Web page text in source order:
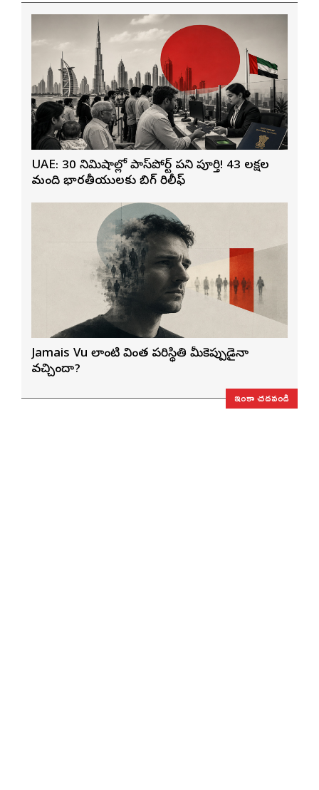
UAE: 30 నిమిషాల్లో పాస్‌పోర్ట్ పని పూర్తి! 43 లక్షల
మంది భారతీయులకు బిగ్ రిలీఫ్
Jamais Vu లాంటి వింత పరిస్థితి మీకెప్పుడైనా
వచ్చిందా?
ఇంకా చదవండి